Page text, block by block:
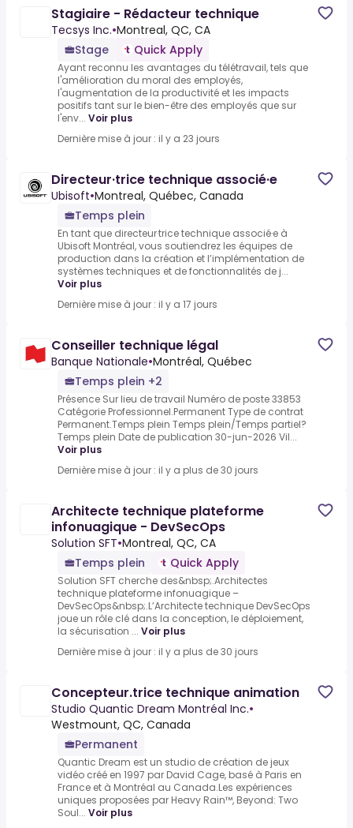
Stagiaire - Rédacteur technique
Tecsys Inc.•Montreal, QC, CA
Stage
Quick Apply
Ayant reconnu les avantages du télétravail, tels que
l'amélioration du moral des employés,
l'augmentation de la productivité et les impacts
positifs tant sur le bien-être des employés que sur
l'env... Voir plus
Dernière mise à jour : il y a 23 jours
Directeur·trice technique associé·e
Ubisoft•Montreal, Québec, Canada
Temps plein
En tant que directeur·trice technique associé·e à
Ubisoft Montréal, vous soutiendrez les équipes de
production dans la création et l’implémentation de
systèmes techniques et de fonctionnalités de j...
Voir plus
Dernière mise à jour : il y a 17 jours
Conseiller technique légal
Banque Nationale•Montréal, Québec
Temps plein +2
Présence Sur lieu de travail Numéro de poste 33853
Catégorie Professionnel.Permanent Type de contrat
Permanent.Temps plein Temps plein/Temps partiel?
Temps plein Date de publication 30-jun-2026 Vil...
Voir plus
Dernière mise à jour : il y a plus de 30 jours
Architecte technique plateforme
infonuagique - DevSecOps
Solution SFT•Montreal, QC, CA
Temps plein
Quick Apply
Solution SFT cherche des&nbsp;.Architectes
technique plateforme infonuagique –
DevSecOps&nbsp;.L’Architecte technique DevSecOps
joue un rôle clé dans la conception, le déploiement,
la sécurisation ... Voir plus
Dernière mise à jour : il y a plus de 30 jours
Concepteur.trice technique animation
Studio Quantic Dream Montréal Inc.•
Westmount, QC, Canada
Permanent
Quantic Dream est un studio de création de jeux
vidéo créé en 1997 par David Cage, basé à Paris en
France et à Montréal au Canada.Les expériences
uniques proposées par Heavy Rain™, Beyond: Two
Soul... Voir plus